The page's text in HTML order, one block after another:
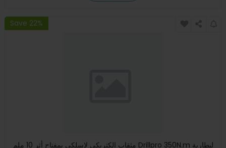
Save 22%
مثقاب إلكتريكي لاسلكي بمفتاح أثر 10 ملم Drillpro 350N.m لبطارية